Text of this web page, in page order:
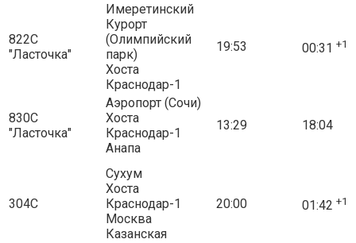
822С
"Ласточка"
Имеретинский
Курорт
(Олимпийский
парк)
Хоста
Краснодар-1
19:53 00:31 +1
830С
"Ласточка"
Аэропорт (Сочи)
Хоста
Краснодар-1
Анапа
13:29 18:04
304С
Сухум
Хоста
Краснодар-1
Москва
Казанская
20:00 01:42 +1